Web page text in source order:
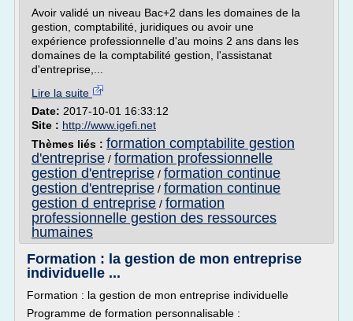
Avoir validé un niveau Bac+2 dans les domaines de la
gestion, comptabilité, juridiques ou avoir une
expérience professionnelle d'au moins 2 ans dans les
domaines de la comptabilité gestion, l'assistanat
d'entreprise,...
Lire la suite
Date: 2017-10-01 16:33:12
Site : http://www.igefi.net
Thèmes liés : formation comptabilite gestion
d'entreprise / formation professionnelle
gestion d'entreprise / formation continue
gestion d'entreprise / formation continue
gestion d entreprise / formation
professionnelle gestion des ressources
humaines
Formation : la gestion de mon entreprise
individuelle ...
Formation : la gestion de mon entreprise individuelle
Programme de formation personnalisable :